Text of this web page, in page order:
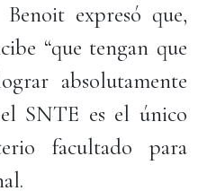
expresó que,
“que tengan que
absolutamente
SNTE es el único
facultado para